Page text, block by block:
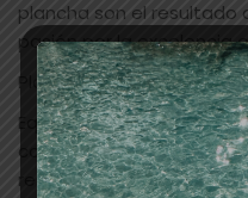
plancha son el resultado
pasión por la excelencia
Placas de Precisión y
Equipadas con placas
control supremos, las
resultados impecables